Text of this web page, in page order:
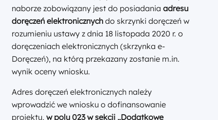
naborze zobowiązany jest do posiadania adresu
doręczeń elektronicznych do skrzynki doręczeń w
rozumieniu ustawy z dnia 18 listopada 2020 r. o
doręczeniach elektronicznych (skrzynka e-
Doręczeń), na którą przekazany zostanie m.in.
wynik oceny wniosku.
Adres doręczeń elektronicznych należy
wprowadzić we wniosku o dofinansowanie
projektu, w polu 023 w sekcji „Dodatkowe